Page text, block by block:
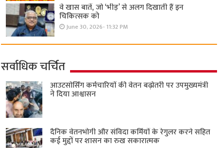
वे खास बातें, जो ‘भीड़’ से अलग दिखाती हैं इन
चिकित्सक को
June 30, 2026- 11:32 PM
सर्वाधिक चर्चित
आउटसोर्सिंग कर्मचारियों की वेतन बढ़ोतरी पर उपमुख्यमंत्री
ने दिया आश्वासन
दैनिक वेतनभोगी और संविदा कर्मियों के रेगुलर करने सहित
कई मुद्दों पर शासन का रुख सकारात्मक